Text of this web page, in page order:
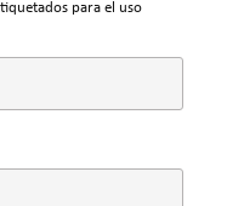
para el uso